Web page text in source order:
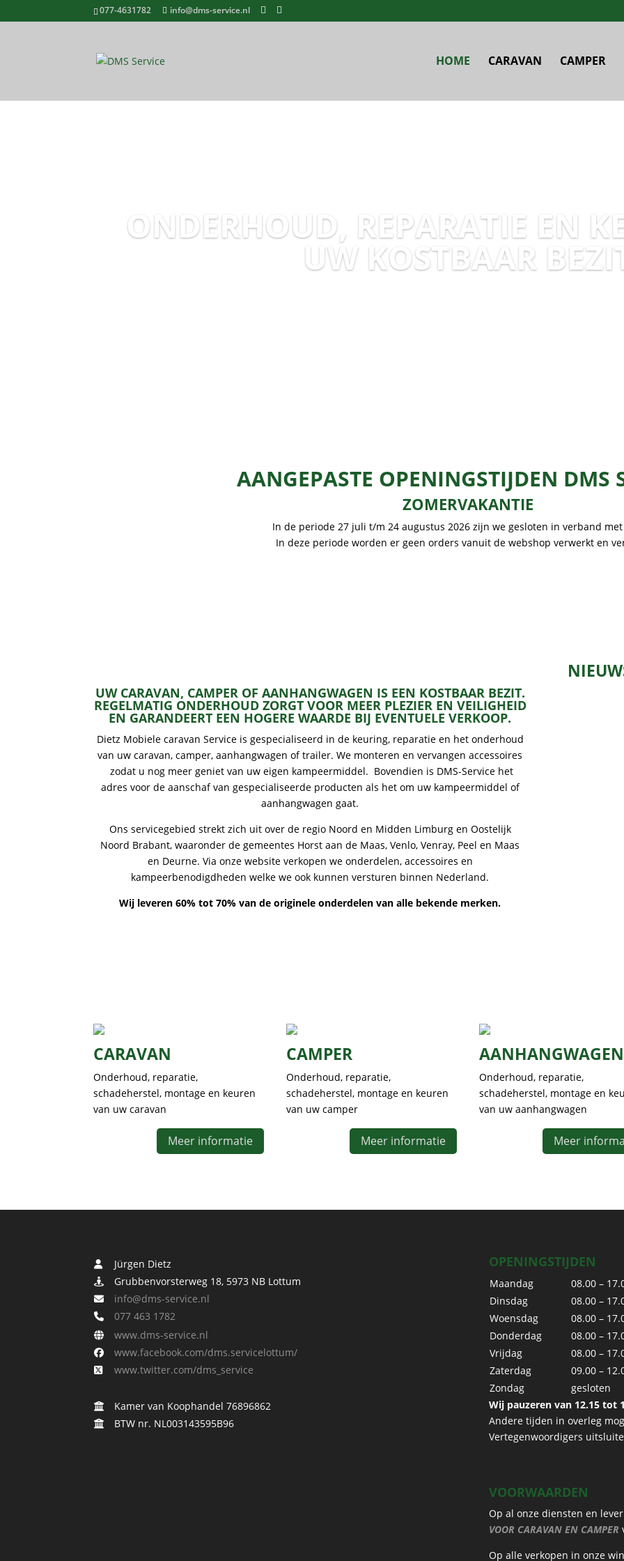
077-4631782 info@dms-service.nl
HOME CARAVAN CAMPER
ONDERHOUD, REPARATIE EN
UW KOSTBAAR
AANGEPASTE OPENINGSTIJDEN DMS
ZOMERVAKANTIE
In de periode 27 juli t/m 24 augustus 2026 zijn we gesloten in verband
In deze periode worden er geen orders vanuit de webshop verwerkt en
UW CARAVAN, CAMPER OF AANHANGWAGEN IS EEN KOSTBAAR BEZIT.
REGELMATIG ONDERHOUD ZORGT VOOR MEER PLEZIER EN VEILIGHEID
EN GARANDEERT EEN HOGERE WAARDE BIJ EVENTUELE VERKOOP.
Dietz Mobiele caravan Service is gespecialiseerd in de keuring, reparatie en het onderhoud
van uw caravan, camper, aanhangwagen of trailer. We monteren en vervangen accessoires
zodat u nog meer geniet van uw eigen kampeermiddel. Bovendien is DMS-Service het
adres voor de aanschaf van gespecialiseerde producten als het om uw kampeermiddel of
aanhangwagen gaat.
Ons servicegebied strekt zich uit over de regio Noord en Midden Limburg en Oostelijk
Noord Brabant, waaronder de gemeentes Horst aan de Maas, Venlo, Venray, Peel en Maas
en Deurne. Via onze website verkopen we onderdelen, accessoires en
kampeerbenodigdheden welke we ook kunnen versturen binnen Nederland.
Wij leveren 60% tot 70% van de originele onderdelen van alle bekende merken.
CARAVAN
Onderhoud, reparatie,
schadeherstel, montage en keuren
van uw caravan
Meer informatie
CAMPER
Onderhoud, reparatie,
schadeherstel, montage en keuren
van uw camper
Meer informatie
AANHANGWAGEN
Onderhoud, reparatie,
schadeherstel, montage en
van uw aanhangwagen
Meer
Jürgen Dietz
Grubbenvorsterweg 18, 5973 NB Lottum
info@dms-service.nl
077 463 1782
www.dms-service.nl
www.facebook.com/dms.servicelottum/
www.twitter.com/dms_service
Kamer van Koophandel 76896862
BTW nr. NL003143595B96
OPENINGSTIJDEN
Maandag
08.00 –
Dinsdag
08.00 –
Woensdag
08.00 –
Donderdag
08.00 –
Vrijdag
08.00 –
Zaterdag
09.00 –
Zondag
gesloten
Wij pauzeren van 12.15 tot
Andere tijden in overleg
Vertegenwoordigers
VOORWAARDEN
Op al onze diensten en
VOOR CARAVAN EN CAMPER
Op alle verkopen in onze